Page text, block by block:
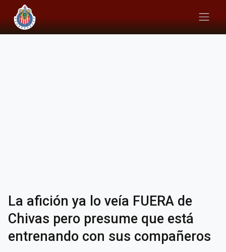
La afición ya lo veía FUERA de
Chivas pero presume que está
entrenando con sus compañeros